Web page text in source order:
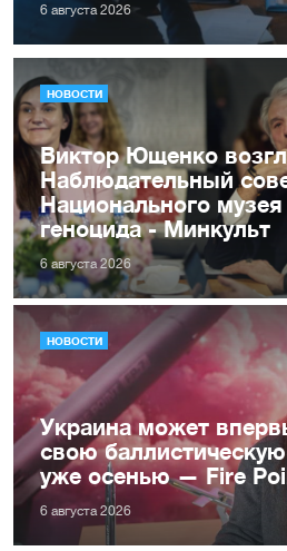
6 августа 2026
НОВОСТИ
Виктор Ющенко
Наблюдательный
Национального
геноцида - Минкульт
6 августа 2026
НОВОСТИ
Украина может
свою
уже осенью — Fire
6 августа 2026